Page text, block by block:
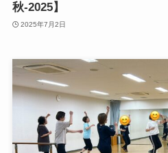
秋-2025】
2025年7月2日